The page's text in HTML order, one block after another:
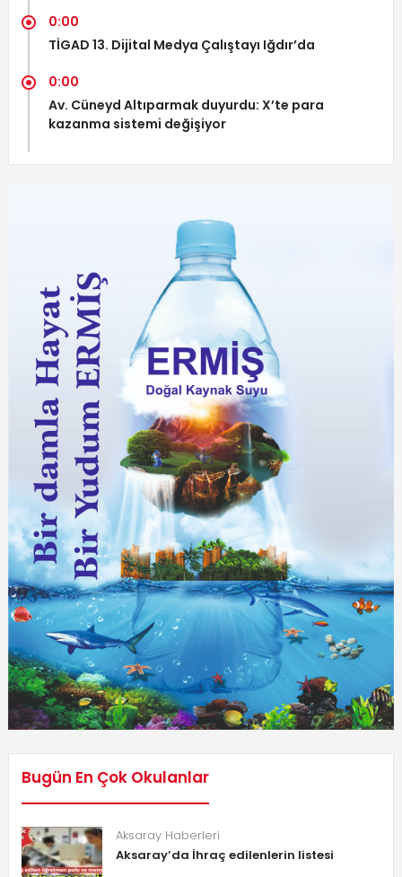
0:00
TİGAD 13. Dijital Medya Çalıştayı Iğdır’da
0:00
Av. Cüneyd Altıparmak duyurdu: X’te para
kazanma sistemi değişiyor
Bugün En Çok Okulanlar
Aksaray Haberleri
Aksaray’da İhraç edilenlerin listesi